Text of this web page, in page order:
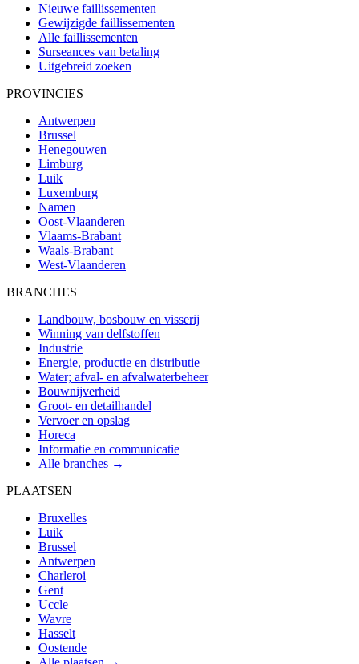
Nieuwe faillissementen
Gewijzigde faillissementen
Alle faillissementen
Surseances van betaling
Uitgebreid zoeken
PROVINCIES
Antwerpen
Brussel
Henegouwen
Limburg
Luik
Luxemburg
Namen
Oost-Vlaanderen
Vlaams-Brabant
Waals-Brabant
West-Vlaanderen
BRANCHES
Landbouw, bosbouw en visserij
Winning van delfstoffen
Industrie
Energie, productie en distributie
Water; afval- en afvalwaterbeheer
Bouwnijverheid
Groot- en detailhandel
Vervoer en opslag
Horeca
Informatie en communicatie
Alle branches →
PLAATSEN
Bruxelles
Luik
Brussel
Antwerpen
Charleroi
Gent
Uccle
Wavre
Hasselt
Oostende